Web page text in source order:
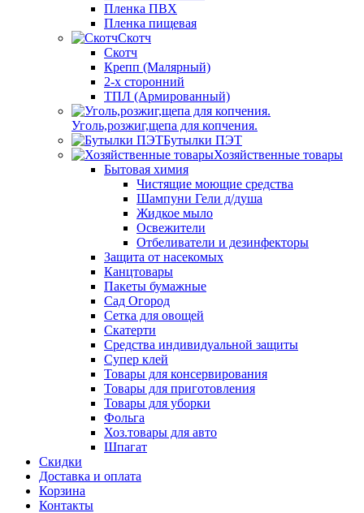
Пленка ПВХ
Пленка пищевая
Скотч
Скотч
Крепп (Малярный)
2-х сторонний
ТПЛ (Армированный)
Уголь,розжиг,щепа для копчения.
Бутылки ПЭТ
Хозяйственные товары
Бытовая химия
Чистящие моющие средства
Шампуни Гели д/душа
Жидкое мыло
Освежители
Отбеливатели и дезинфекторы
Защита от насекомых
Канцтовары
Пакеты бумажные
Сад Огород
Сетка для овощей
Скатерти
Средства индивидуальной защиты
Супер клей
Товары для консервирования
Товары для приготовления
Товары для уборки
Фольга
Хоз.товары для авто
Шпагат
Скидки
Доставка и оплата
Корзина
Контакты